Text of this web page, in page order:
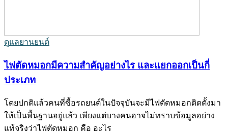
ดูแลยานยนต์
ไฟตัดหมอกมีความสำคัญอย่างไร และแยกออกเป็นกี่
ประเภท
โดยปกติแล้วคนที่ซื้อรถยนต์ในปัจจุบันจะมีไฟตัดหมอกติดตั้งมา
ให้เป็นพื้นฐานอยู่แล้ว เพียงแต่บางคนอาจไม่ทราบข้อมูลอย่าง
แท้จริงว่าไฟตัดหมอก คือ อะไร